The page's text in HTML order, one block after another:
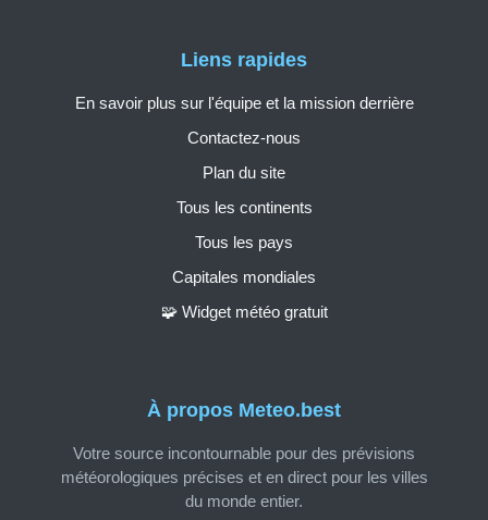
À propos Meteo.best
Votre source incontournable pour des prévisions
météorologiques précises et en direct pour les villes
du monde entier.
Liens rapides
En savoir plus sur l'équipe et la mission derrière
Contactez-nous
Plan du site
Tous les continents
Tous les pays
Capitales mondiales
🧩 Widget météo gratuit